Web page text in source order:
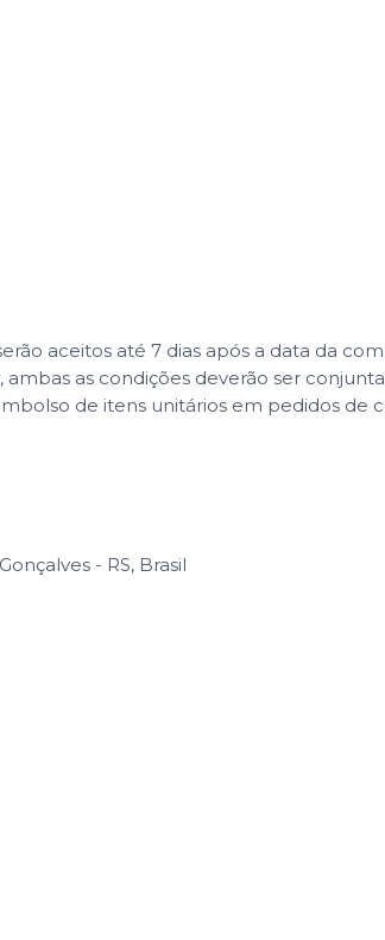
aceitos até 7 dias após a data da
as condições deverão ser
de itens unitários em pedidos de
- RS, Brasil